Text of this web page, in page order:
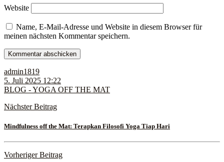
Website
Name, E-Mail-Adresse und Website in diesem Browser für
meinen nächsten Kommentar speichern.
admin1819
5. Juli 2025 12:22
BLOG - YOGA OFF THE MAT
Nächster Beitrag
Mindfulness off the Mat: Terapkan Filosofi Yoga Tiap Hari
Vorheriger Beitrag